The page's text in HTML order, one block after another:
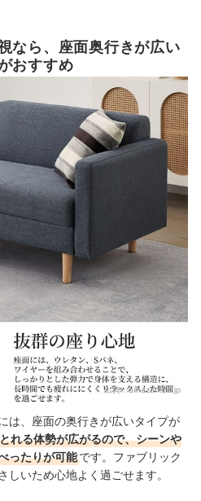
なら、座面奥行きが広い
おすすめ
出典：amazon.co.jp
は、座面の奥行きが広いタイプが
れる体勢が広がるので、シーンや
ったりが可能です。ファブリック
しいため心地よく過ごせます。